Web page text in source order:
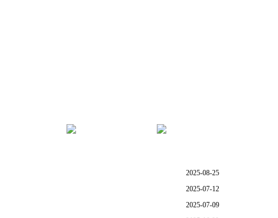
2025-08-25
2025-07-12
2025-07-09